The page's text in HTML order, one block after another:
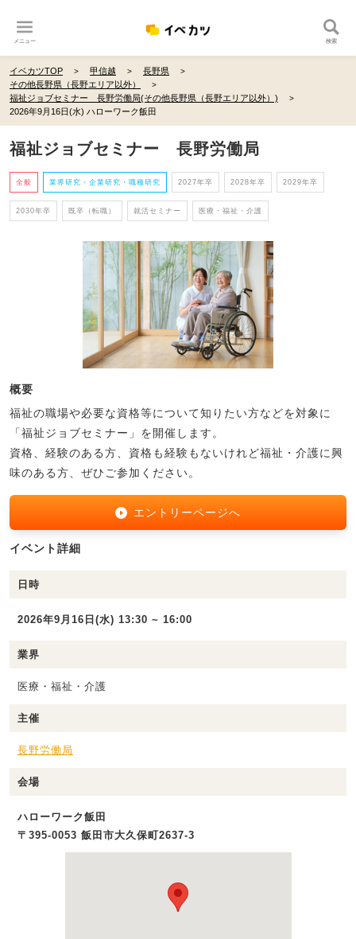
メニュー 検索
イベカツTOP 甲信越
長野県
その他長野県（長野エリア以外）
福祉ジョブセミナー 長野労働局(その他長野県（長野エリア以外）)
2026年9月16日(水) ハローワーク飯田
福祉ジョブセミナー 長野労働局
全般 業界研究・企業研究・職種研究 2027年卒 2028年卒 2029年卒
2030年卒 既卒（転職） 就活セミナー 医療・福祉・介護
概要
福祉の職場や必要な資格等について知りたい方などを対象に
「福祉ジョブセミナー」を開催します。
資格、経験のある方、資格も経験もないけれど福祉・介護に興
味のある方、ぜひご参加ください。
エントリーページへ
イベント詳細
日時
2026年9月16日(水) 13:30 ~ 16:00
業界
医療・福祉・介護
主催
長野労働局
会場
ハローワーク飯田
〒395-0053 飯田市大久保町2637-3